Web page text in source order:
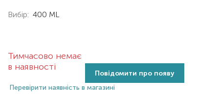
Вибір: 400 ML
Тимчасово немає
в наявності
Повідомити про появу
Перевірити наявність в магазині